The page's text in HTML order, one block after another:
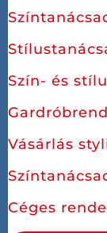
Szín- és
Vásárlás
Céges